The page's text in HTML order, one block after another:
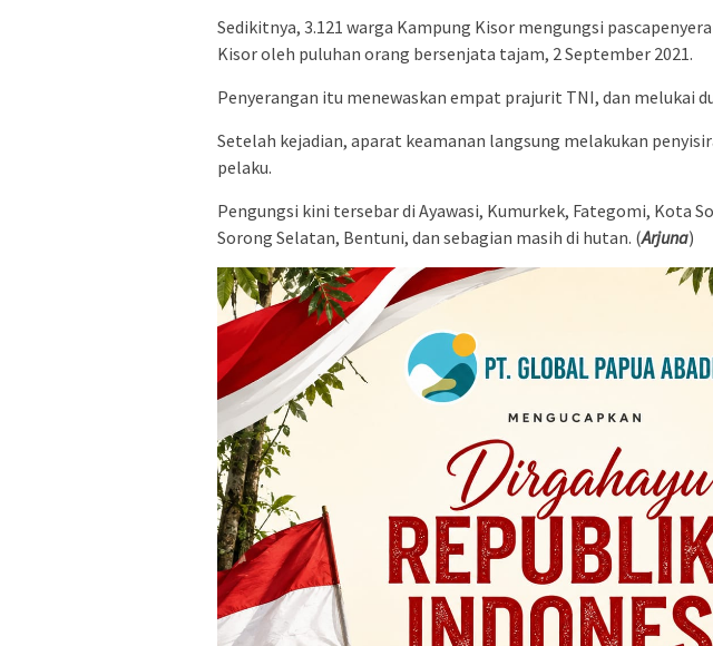
Sedikitnya, 3.121 warga Kampung Kisor mengungsi
Kisor oleh puluhan orang bersenjata tajam, 2 September 2021.
Penyerangan itu menewaskan empat prajurit TNI, dan melukai
Setelah kejadian, aparat keamanan langsung melakukan
pelaku.
Pengungsi kini tersebar di Ayawasi, Kumurkek, Fategomi, Kota
Sorong Selatan, Bentuni, dan sebagian masih di hutan. (Arjuna)